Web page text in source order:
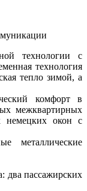
технологии с
технология
тепло зимой, а
комфорт в
межквартирных
немецких окон с
металлические
два пассажирских